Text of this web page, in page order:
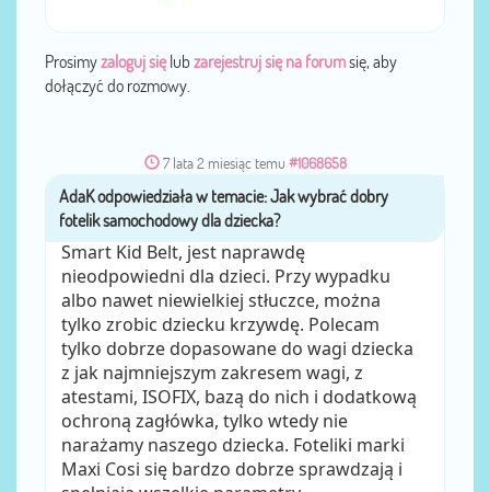
Prosimyzaloguj sięlub zarejestruj się na forumsię, aby
dołączyć do rozmowy.
7 lata 2 miesiąc temu #1068658
przezAdaK
Smart Kid Belt, jest naprawdę
nieodpowiedni dla dzieci. Przy wypadku
albo nawet niewielkiej stłuczce, można
tylko zrobic dziecku krzywdę. Polecam
tylko dobrze dopasowane do wagi dziecka
z jak najmniejszym zakresem wagi, z
atestami, ISOFIX, bazą do nich i dodatkową
ochroną zagłówka, tylko wtedy nie
narażamy naszego dziecka. Foteliki marki
Maxi Cosi się bardzo dobrze sprawdzają i